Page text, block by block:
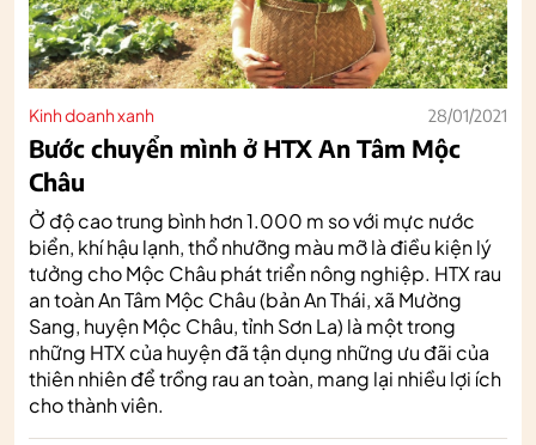
Kinh doanh xanh 28/01/2021
Bước chuyển mình ở HTX An Tâm Mộc
Châu
Ở độ cao trung bình hơn 1.000 m so với mực nước
biển, khí hậu lạnh, thổ nhưỡng màu mỡ là điều kiện lý
tưởng cho Mộc Châu phát triển nông nghiệp. HTX rau
an toàn An Tâm Mộc Châu (bản An Thái, xã Mường
Sang, huyện Mộc Châu, tỉnh Sơn La) là một trong
những HTX của huyện đã tận dụng những ưu đãi của
thiên nhiên để trồng rau an toàn, mang lại nhiều lợi ích
cho thành viên.